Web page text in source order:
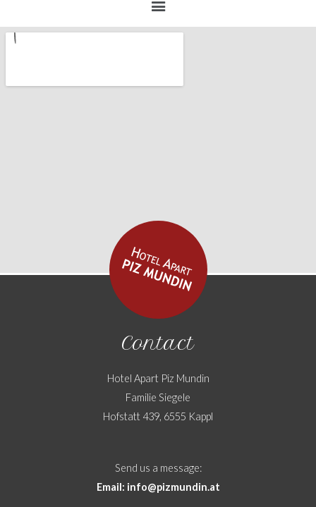
Contact
Hotel Apart Piz Mundin
Familie Siegele
Hofstatt 439, 6555 Kappl
Send us a message:
Email: info@pizmundin.at